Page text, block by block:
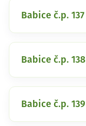
Babice č.p. 137
Babice č.p. 138
Babice č.p. 139